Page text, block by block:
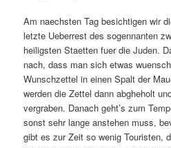
Am naechsten Tag besichtigen wir
letzte Ueberrest des sogennanten
heiligsten Staetten fuer die Juden.
nach, dass man sich etwas
Wunschzettel in einen Spalt der
werden die Zettel dann abgheholt
vergraben. Danach geht’s zum
sonst sehr lange anstehen muss,
gibt es zur Zeit so wenig Touristen,